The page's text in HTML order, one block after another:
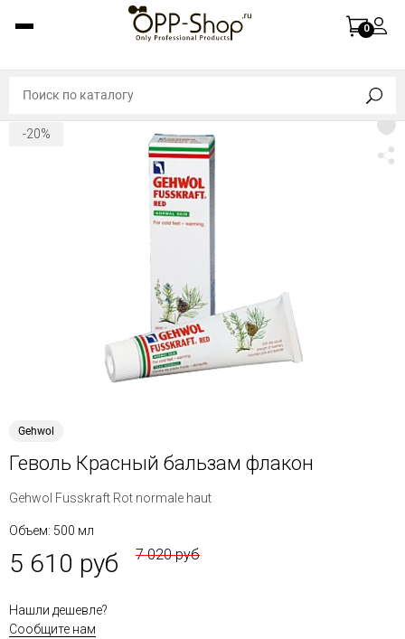
0
-20%
Gehwol
Геволь Красный бальзам флакон
Gehwol Fusskraft Rot normale haut
Объем: 500 мл
5 610 руб 7 020 руб
Нашли дешевле?
Сообщите нам